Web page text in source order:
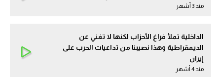
مند 3 أشهر
الداخلية تملأ فراغ الأحزاب لكنها لا تغني عن
الديمقراطية وهذا نصيبنا من تداعيات الحرب على
إيران
مند 4 أشهر